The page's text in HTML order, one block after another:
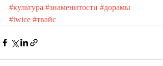
#культура #знаменитости #дорамы
#twice #твайс